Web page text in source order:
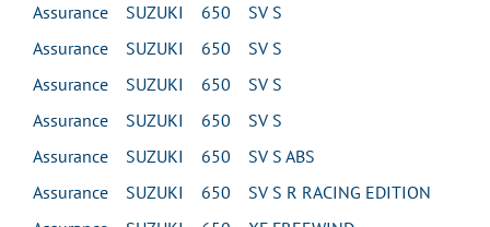
Assurance SUZUKI 650 SV S
Assurance SUZUKI 650 SV S
Assurance SUZUKI 650 SV S
Assurance SUZUKI 650 SV S
Assurance SUZUKI 650 SV S ABS
Assurance SUZUKI 650 SV S R RACING EDITION